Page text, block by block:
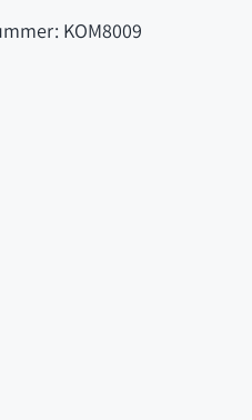
KOM8009